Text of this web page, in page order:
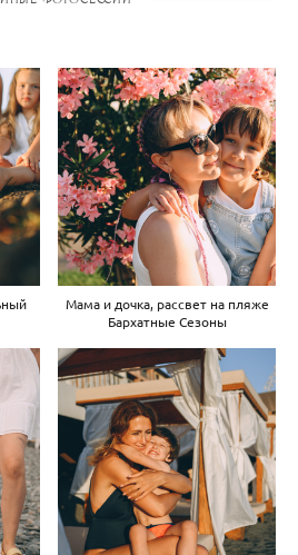
Мама и дочка, рассвет на пляже
Бархатные Сезоны